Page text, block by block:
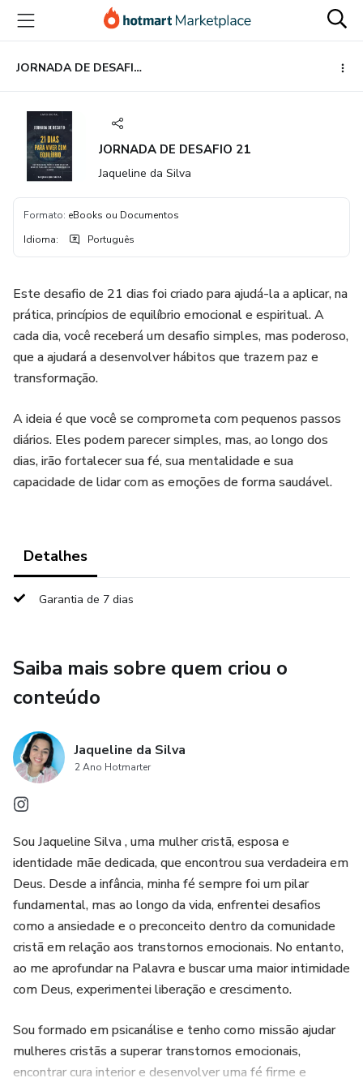
para
conteúdo
principal
para
pagamento
para
rodapé
JORNADA DE DESAFIO 21
JORNADA DE DESAFIO 21
Jaqueline da Silva
Formato: eBooks ou Documentos
Idioma: Português
Este desafio de 21 dias foi criado para ajudá-la a aplicar, na
prática, princípios de equilíbrio emocional e espiritual. A
cada dia, você receberá um desafio simples, mas poderoso,
que a ajudará a desenvolver hábitos que trazem paz e
transformação.
A ideia é que você se comprometa com pequenos passos
diários. Eles podem parecer simples, mas, ao longo dos
dias, irão fortalecer sua fé, sua mentalidade e sua
capacidade de lidar com as emoções de forma saudável.
Detalhes
Garantia de 7 dias
Saiba mais sobre quem criou o
conteúdo
Jaqueline da Silva
2 Ano Hotmarter
Sou Jaqueline Silva , uma mulher cristã, esposa e
identidade mãe dedicada, que encontrou sua verdadeira em
Deus. Desde a infância, minha fé sempre foi um pilar
fundamental, mas ao longo da vida, enfrentei desafios
como a ansiedade e o preconceito dentro da comunidade
cristã em relação aos transtornos emocionais. No entanto,
ao me aprofundar na Palavra e buscar uma maior intimidade
com Deus, experimentei liberação e crescimento.
Sou formado em psicanálise e tenho como missão ajudar
mulheres cristãs a superar transtornos emocionais,
encontrar cura interior e desenvolver uma fé firme e